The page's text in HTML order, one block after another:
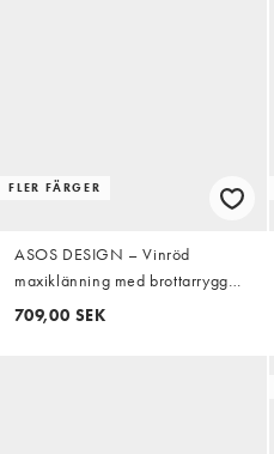
FLER FÄRGER
ASOS DESIGN – Vinröd
maxiklänning med brottarrygg
och hybridstil
709,00 SEK